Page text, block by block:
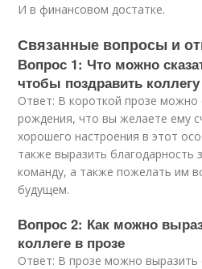
И в финансовом достатке.
Связанные вопросы и
Вопрос 1: Что можно
чтобы поздравить
Ответ: В короткой прозе можно
рождения, что вы желаете ему
хорошего настроения в этот
также выразить благодарность
команду, а также пожелать им
будущем.
Вопрос 2: Как можно
коллеге в прозе
Ответ: В прозе можно выразить